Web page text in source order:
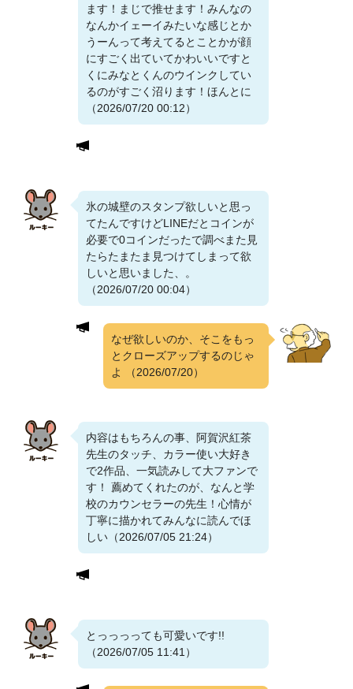
ます！まじで推せます！みんなの
なんかイェーイみたいな感じとか
うーんって考えてるとことかが顔
にすごく出ていてかわいいですと
くにみなとくんのウインクしてい
るのがすごく沼ります！ほんとに
（2026/07/20 00:12）
氷の城壁のスタンプ欲しいと思っ
てたんですけどLINEだとコインが
必要で0コインだったで調べまた見
たらたまたま見つけてしまって欲
しいと思いました、。
（2026/07/20 00:04）
なぜ欲しいのか、そこをもっ
とクローズアップするのじゃ
よ
（2026/07/20）
内容はもちろんの事、阿賀沢紅茶
先生のタッチ、カラー使い大好き
で2作品、一気読みして大ファンで
す！ 薦めてくれたのが、なんと学
校のカウンセラーの先生！心情が
丁寧に描かれてみんなに読んでほ
しい（2026/07/05 21:24）
とっっっっても可愛いです!!
（2026/07/05 11:41）